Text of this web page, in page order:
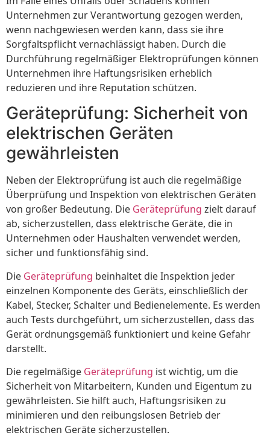
Unternehmen zur Verantwortung gezogen werden,
wenn nachgewiesen werden kann, dass sie ihre
Sorgfaltspflicht vernachlässigt haben. Durch die
Durchführung regelmäßiger Elektroprüfungen können
Unternehmen ihre Haftungsrisiken erheblich
reduzieren und ihre Reputation schützen.
Geräteprüfung: Sicherheit von
elektrischen Geräten
gewährleisten
Neben der Elektroprüfung ist auch die regelmäßige
Überprüfung und Inspektion von elektrischen Geräten
von großer Bedeutung. Die Geräteprüfung zielt darauf
ab, sicherzustellen, dass elektrische Geräte, die in
Unternehmen oder Haushalten verwendet werden,
sicher und funktionsfähig sind.
Die Geräteprüfung beinhaltet die Inspektion jeder
einzelnen Komponente des Geräts, einschließlich der
Kabel, Stecker, Schalter und Bedienelemente. Es werden
auch Tests durchgeführt, um sicherzustellen, dass das
Gerät ordnungsgemäß funktioniert und keine Gefahr
darstellt.
Die regelmäßige Geräteprüfung ist wichtig, um die
Sicherheit von Mitarbeitern, Kunden und Eigentum zu
gewährleisten. Sie hilft auch, Haftungsrisiken zu
minimieren und den reibungslosen Betrieb der
elektrischen Geräte sicherzustellen.